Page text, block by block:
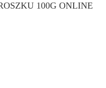
100G ONLINE